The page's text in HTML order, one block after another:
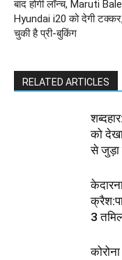
बाद होगी लॉन्च, Maruti
Hyundai i20 को देगी
चुकी है प्री-बुकिंग
RELATED ARTICLES
को देखा
से जुड़ा
3